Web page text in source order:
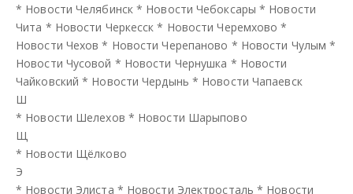
* Новости Челябинск * Новости Чебоксары * Новости
Чита * Новости Черкесск * Новости Черемхово *
Новости Чехов * Новости Черепаново * Новости Чулым *
Новости Чусовой * Новости Чернушка * Новости
Чайковский * Новости Чердынь * Новости Чапаевск
Ш
* Новости Шелехов * Новости Шарыпово
Щ
* Новости Щёлково
Э
* Новости Элиста * Новости Электросталь * Новости